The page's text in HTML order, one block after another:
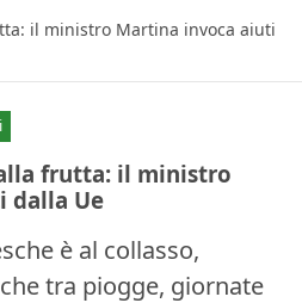
il ministro Martina invoca aiuti
frutta: il ministro
dalla Ue
è al collasso,
tra piogge, giornate